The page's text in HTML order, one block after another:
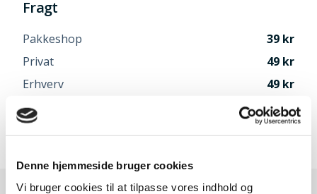
Denne hjemmeside bruger cookies
Vi bruger cookies til at tilpasse vores indhold og
Fragt
Pakkeshop
39
Privat
49
Erhverv
49
Afhentning i Odense
Gratis
Speditør vælges når du går til betaling